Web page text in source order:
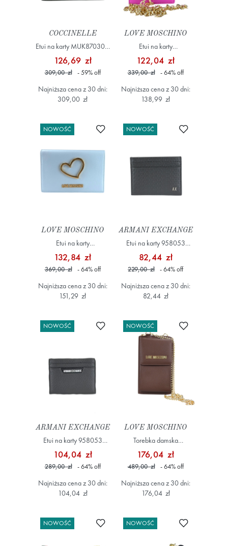
COCCINELLE
Etui na karty MUK870301,
Zielony
126,69 zł
309,00 zł - 59%off
Najniższa cena z 30 dni:
309,00 zł
LOVE MOSCHINO
Etui na karty
JC5685PP1OKD0 Różowy
122,04 zł
339,00 zł - 64%off
Najniższa cena z 30 dni:
138,99 zł
NOWOŚĆ Dodaj do ulubionych
LOVE MOSCHINO
Etui na karty
JC5508PP1OLQ0 Niebieski
132,84 zł
369,00 zł - 64%off
Najniższa cena z 30 dni:
151,29 zł
NOWOŚĆ Dodaj do
ARMANI EXCHANGE
Etui na karty 958053
4R847 Szary/Srebrny
82,44 zł
229,00 zł - 64%off
Najniższa cena z 30 dni:
82,44 zł
NOWOŚĆ Dodaj do ulubionych
ARMANI EXCHANGE
Etui na karty 958053
4F863 Szary/Srebrny
104,04 zł
289,00 zł - 64%off
Najniższa cena z 30 dni:
104,04 zł
NOWOŚĆ Dodaj do
LOVE MOSCHINO
Torebka damska
JC5701PP1NLD0301
Brązowy
176,04 zł
489,00 zł - 64%off
Najniższa cena z 30 dni:
176,04 zł
NOWOŚĆ Dodaj do ulubionych
NOWOŚĆ Dodaj do